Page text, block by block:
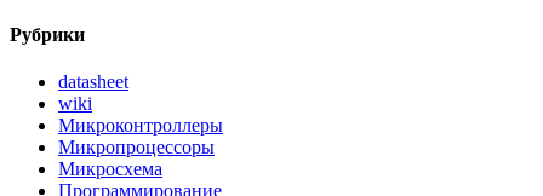
Рубрики
datasheet
wiki
Микроконтроллеры
Микропроцессоры
Микросхема
Программирование